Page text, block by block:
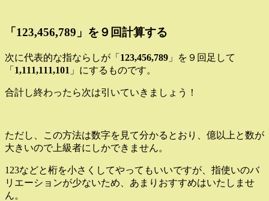
「123,456,789」を９回計算する
次に代表的な指ならしが「 123,456,789 」を９回足して
「 1,111,111,101 」にするものです。
合計し終わったら次は引いていきましょう！
ただし、この方法は数字を見て分かるとおり、億以上と数が
大きいので上級者にしかできません。
123などと桁を小さくしてやってもいいですが、指使いのバ
リエーションが少ないため、あまりおすすめはいたしませ
ん。